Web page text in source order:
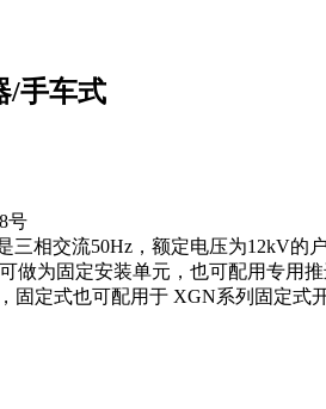
/手车式
号
三相交流50Hz，额定电压为12kV
做为固定安装单元，也可配用专用
定式也可配用于 XGN系列固定式开